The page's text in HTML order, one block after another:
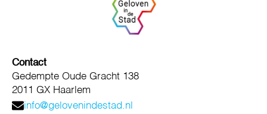
Contact
Gedempte Oude Gracht 138
2011 GX Haarlem
info@gelovenindestad.nl